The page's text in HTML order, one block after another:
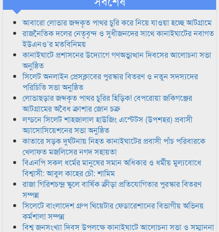
আবারো লোভার জব্দকৃত পাথর চুরি করে নিয়ে যাওয়া হচ্ছে আটগ্রামে
রাজনৈতিক দলের নেতৃবৃন্দ ও সুধীজনদের সাথে কানাইঘাটের নবাগত
ইউএনও’র মতবিনিময়
কানাইঘাটে প্রশাসনের উদ্যোগে গণঅভ্যুত্থান দিবসের আলোচনা সভা
অনুষ্ঠিত
সিলেট অনলাইন প্রেসক্লাবের পুরস্কার বিতরণ ও নতুন সদস্যদের
পরিচিতি সভা অনুষ্ঠিত
লোভাছড়ার জব্দকৃত পাথর চুরির হিড়িক! বেপরোয়া জকিগঞ্জের
আটগ্রামের অবৈধ ক্রাশার জোন চক্র
লন্ডনে সিলেট শাহজালাল হাউজিং এস্টেটস (উপশহর) প্রবাসী
অ্যাসোসিয়েশনের সভা অনুষ্ঠিত
কাতারে সড়ক দুর্ঘটনায় নিহত কানাইঘাটের প্রবাসী পাঁচ পরিবারকে
খেলাফত মজলিসের নগদ সহায়তা
বিএনপি সকল ধর্মের মানুষের সমান অধিকার ও ধর্মীয় মুল্যবোধে
বিশ্বাসী: আবুল কাহের চৌ: শামিম
রাজা গিরিশচন্দ্র স্কুলে বার্ষিক ক্রীড়া প্রতিযোগিতার পুরস্কার বিতরণ
সম্পন্ন
সিলেটে বাংলাদেশ গ্রুপ থিয়েটার ফেডারেশানের বিভাগীয় অভিনয়
কর্মশালা সম্পন্ন
বিশ্ব জনসংখ্যা দিবস উপলক্ষে কানাইঘাটে আলোচনা সভা ও সম্মাননা